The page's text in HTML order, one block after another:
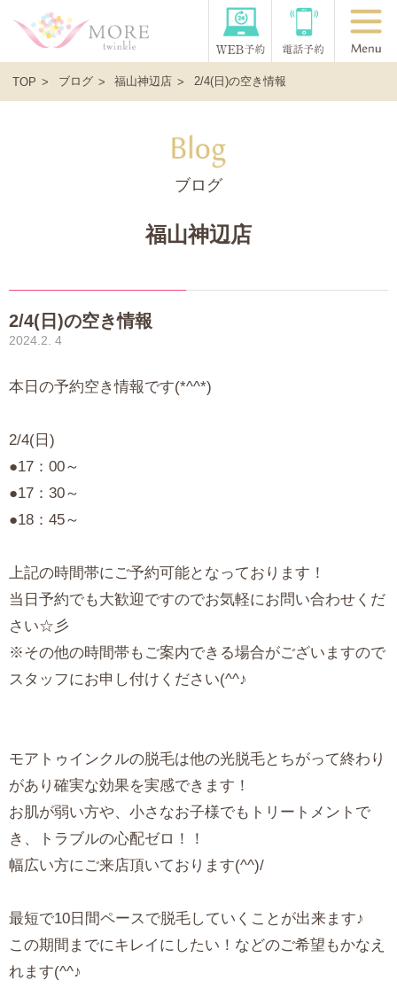
TOP ブログ 福山神辺店 2/4(日)の空き情報
ブログ
福山神辺店
2/4(日)の空き情報
2024.2. 4
本日の予約空き情報です(*^^*)
2/4(日)
●17：00～
●17：30～
●18：45～
上記の時間帯にご予約可能となっております！
当日予約でも大歓迎ですのでお気軽にお問い合わせくだ
さい☆彡
※その他の時間帯もご案内できる場合がございますので
スタッフにお申し付けください(^^♪
モアトゥインクルの脱毛は他の光脱毛とちがって終わり
があり確実な効果を実感できます！
お肌が弱い方や、小さなお子様でもトリートメントで
き、トラブルの心配ゼロ！！
幅広い方にご来店頂いております(^^)/
最短で10日間ペースで脱毛していくことが出来ます♪
この期間までにキレイにしたい！などのご希望もかなえ
れます(^^♪